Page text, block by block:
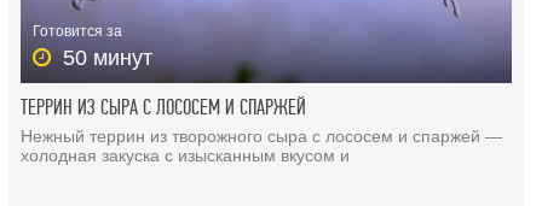
Готовится за
50 минут
ТЕРРИН ИЗ СЫРА С ЛОСОСЕМ И СПАРЖЕЙ
Нежный террин из творожного сыра с лососем и спаржей —
холодная закуска с изысканным вкусом и